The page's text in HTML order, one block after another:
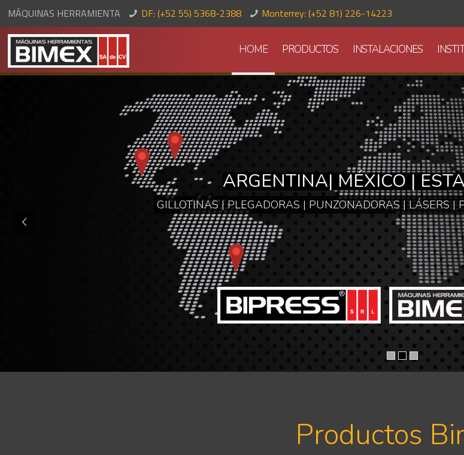
MÁQUINAS HERRAMIENTA DF: (+52 55) 5368-2388 Monterrey: (+52 81) 226-14223
HOME PRODUCTOS INSTALACIONES
MÁQUINAS PARA
PLEGADORAS HIDRÁULICAS CNC |
PRENSA HIDRÁULICAS |
Productos